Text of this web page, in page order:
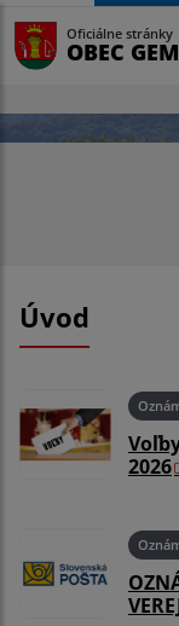
Oficiálne stránky
OBEC
Úvod
2026